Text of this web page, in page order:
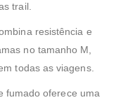
trail.
resistência e
no tamanho M,
todas as viagens.
fumado oferece uma